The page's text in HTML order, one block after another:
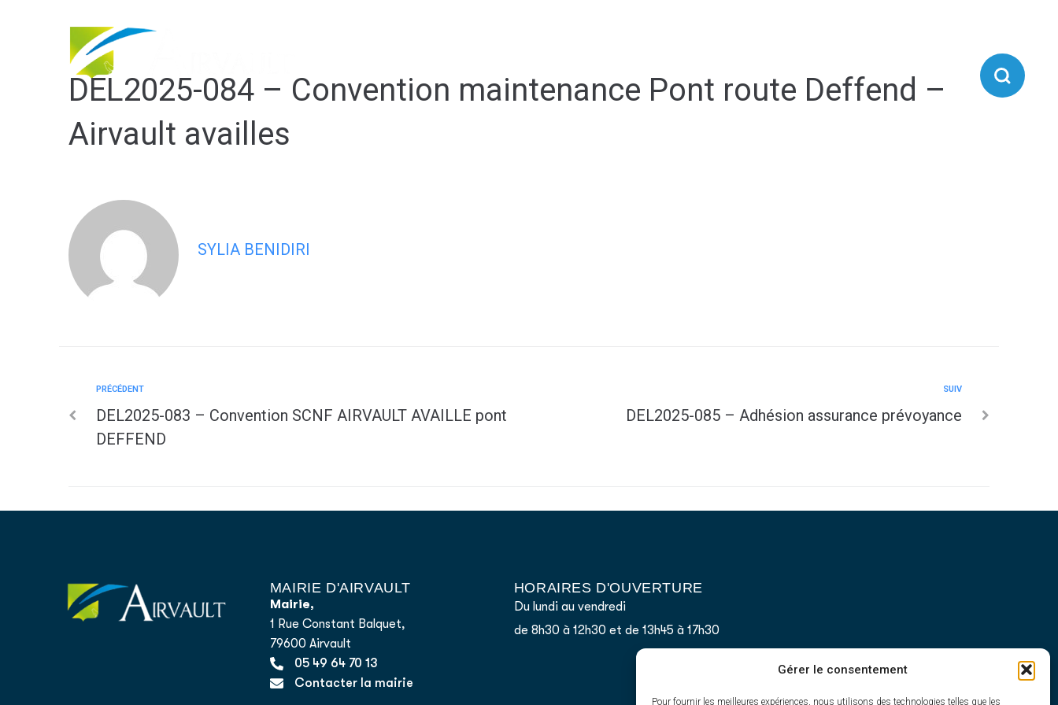
Gérer le consentement
Pour fournir les meilleures expériences, nous utilisons des technologies telles que les
DEL2025-084 – Convention maintenance Pont route Deffend –
Airvault availles
SYLIA BENIDIRI
PRÉCÉDENT
DEL2025-083 – Convention SCNF AIRVAULT AVAILLE pont
DEFFEND
SUIV
DEL2025-085 – Adhésion assurance prévoyance
MAIRIE D'AIRVAULT
Mairie,
1 Rue Constant Balquet,
79600 Airvault
05 49 64 70 13
Contacter la mairie
HORAIRES D'OUVERTURE
Du lundi au vendredi
de 8h30 à 12h30 et de 13h45 à 17h30